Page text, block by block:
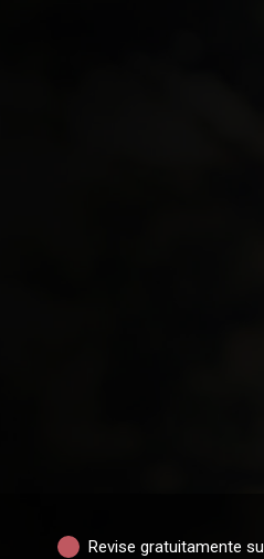
Revise gratuitamente